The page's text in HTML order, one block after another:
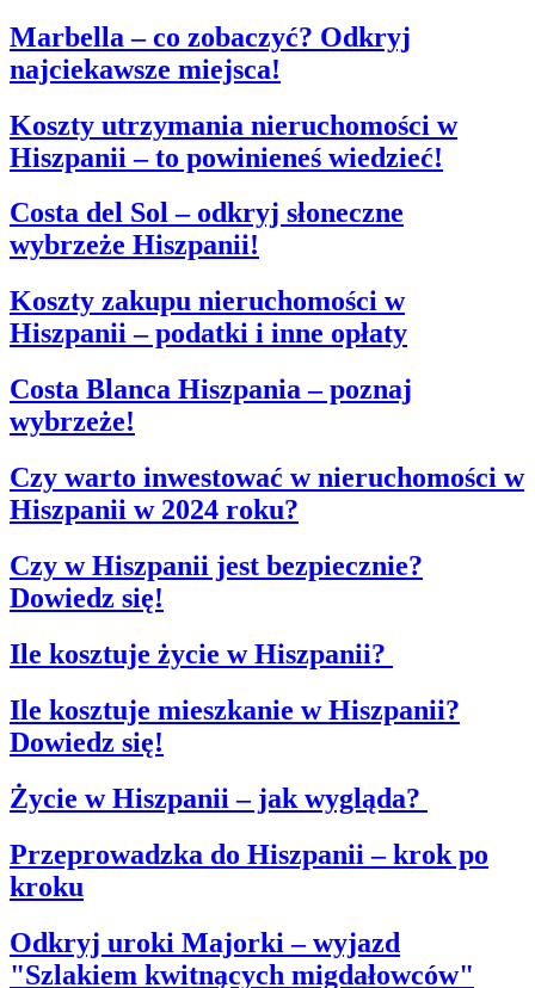
Marbella – co zobaczyć? Odkryj
najciekawsze miejsca!
Koszty utrzymania nieruchomości w
Hiszpanii – to powinieneś wiedzieć!
Costa del Sol – odkryj słoneczne
wybrzeże Hiszpanii!
Koszty zakupu nieruchomości w
Hiszpanii – podatki i inne opłaty
Costa Blanca Hiszpania – poznaj
wybrzeże!
Czy warto inwestować w nieruchomości w
Hiszpanii w 2024 roku?
Czy w Hiszpanii jest bezpiecznie?
Dowiedz się!
Ile kosztuje życie w Hiszpanii?
Ile kosztuje mieszkanie w Hiszpanii?
Dowiedz się!
Życie w Hiszpanii – jak wygląda?
Przeprowadzka do Hiszpanii – krok po
kroku
Odkryj uroki Majorki – wyjazd
"Szlakiem kwitnących migdałowców"